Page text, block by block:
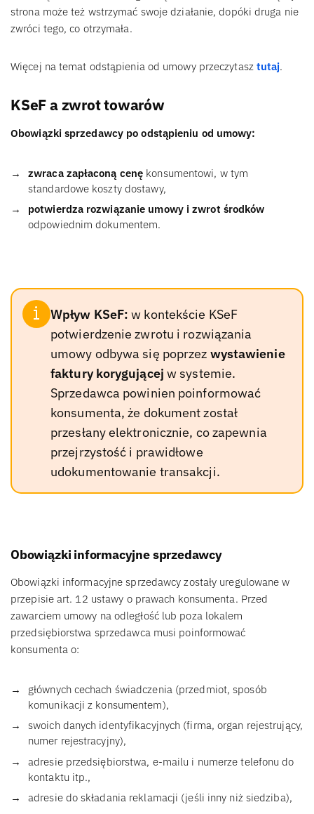
strona może też wstrzymać swoje działanie, dopóki druga nie
zwróci tego, co otrzymała.
Więcej na temat odstąpienia od umowy przeczytasztutaj.
KSeF a zwrot towarów
Obowiązki sprzedawcy po odstąpieniu od umowy:
zwraca zapłaconą cenę konsumentowi, w tym
standardowe koszty dostawy,
potwierdza rozwiązanie umowy i zwrot środków
odpowiednim dokumentem.
Wpływ KSeF: w kontekście KSeF
potwierdzenie zwrotu i rozwiązania
umowy odbywa się poprzez wystawienie
faktury korygującej w systemie.
Sprzedawca powinien poinformować
konsumenta, że dokument został
przesłany elektronicznie, co zapewnia
przejrzystość i prawidłowe
udokumentowanie transakcji.
Obowiązki informacyjne sprzedawcy
Obowiązki informacyjne sprzedawcy zostały uregulowane w
przepisie art. 12 ustawy o prawach konsumenta. Przed
zawarciem umowy na odległość lub poza lokalem
przedsiębiorstwa sprzedawca musi poinformować
konsumenta o:
głównych cechach świadczenia (przedmiot, sposób
komunikacji z konsumentem),
swoich danych identyfikacyjnych (firma, organ rejestrujący,
numer rejestracyjny),
adresie przedsiębiorstwa, e-mailu i numerze telefonu do
kontaktu itp.,
adresie do składania reklamacji (jeśli inny niż siedziba),